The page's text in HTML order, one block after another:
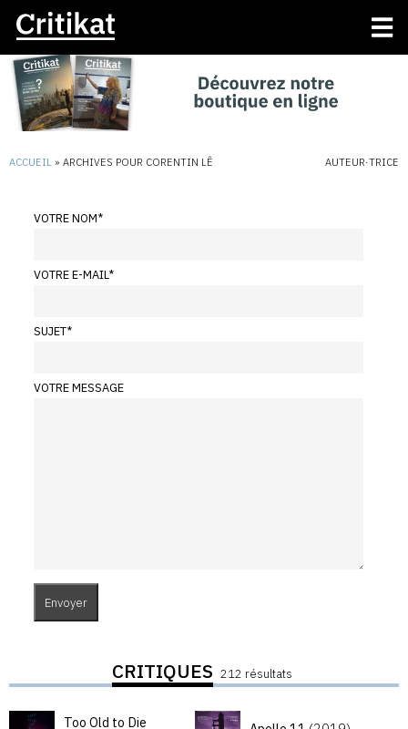
ACCUEIL » ARCHIVES POUR CORENTIN LÊ AUTEUR·TRICE
VOTRE NOM*
VOTRE E-MAIL*
SUJET*
VOTRE MESSAGE
CRITIQUES 212 résultats
Too Old to Die